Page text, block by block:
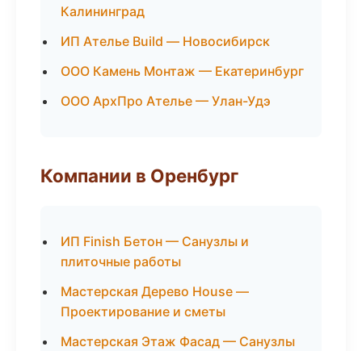
Калининград
ИП Ателье Build — Новосибирск
ООО Камень Монтаж — Екатеринбург
ООО АрхПро Ателье — Улан-Удэ
Компании в Оренбург
ИП Finish Бетон — Санузлы и
плиточные работы
Мастерская Дерево House —
Проектирование и сметы
Мастерская Этаж Фасад — Санузлы